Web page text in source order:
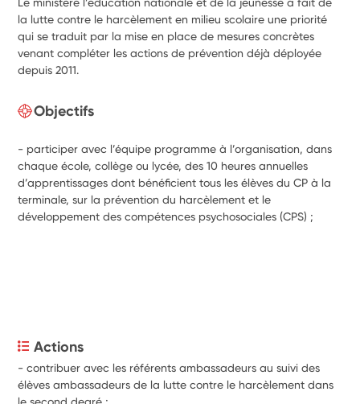
la lutte contre le harcèlement en milieu scolaire une priorité
qui se traduit par la mise en place de mesures concrètes
venant compléter les actions de prévention déjà déployée
depuis 2011.
Objectifs
- participer avec l’équipe programme à l’organisation, dans
chaque école, collège ou lycée, des 10 heures annuelles
d’apprentissages dont bénéficient tous les élèves du CP à la
terminale, sur la prévention du harcèlement et le
développement des compétences psychosociales (CPS) ;
Actions
- contribuer avec les référents ambassadeurs au suivi des
élèves ambassadeurs de la lutte contre le harcèlement dans
le second degré ;